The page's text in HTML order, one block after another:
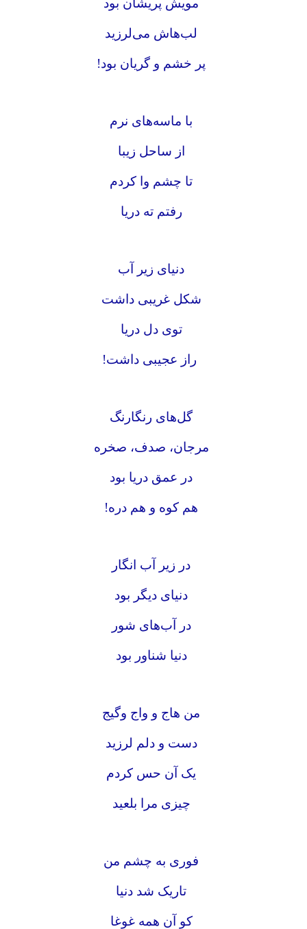
لب‌هاش می‌لرزید
پر خشم و گریان بود!
با ماسه‌های نرم
از ساحل زیبا
تا چشم وا کردم
رفتم ته دریا
دنیای زیر آب
شکل غریبی داشت
توی دل دریا
راز عجیبی داشت!
گل‌های رنگارنگ
مرجان، صدف، صخره
در عمق دریا بود
هم کوه و هم دره!
در زیر آب انگار
دنیای دیگر بود
در آب‌های شور
دنیا شناور بود
من هاج و واج وگیج
دست و دلم لرزید
یک آن حس کردم
چیزی مرا بلعید
فوری به چشم من
تاریک شد دنیا
کو آن همه غوغا